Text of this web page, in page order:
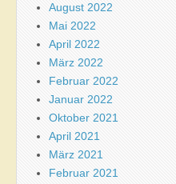
August 2022
Mai 2022
April 2022
März 2022
Februar 2022
Januar 2022
Oktober 2021
April 2021
März 2021
Februar 2021